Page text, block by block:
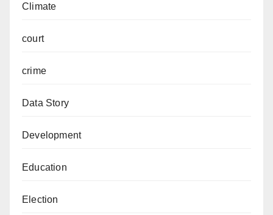
Climate
court
crime
Data Story
Development
Education
Election